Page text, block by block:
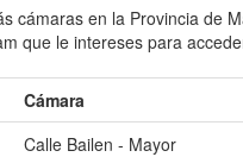
cámaras en la Provincia de
que le intereses para
Cámara
Calle Bailen - Mayor